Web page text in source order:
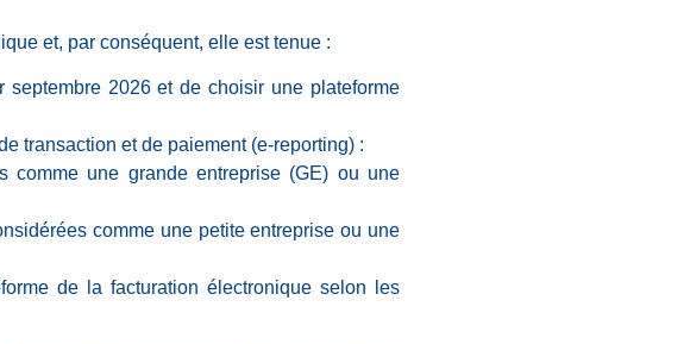
et, par conséquent, elle est tenue :
2026 et de choisir une plateforme
transaction et de paiement (e-reporting) :
comme une grande entreprise (GE) ou une
comme une petite entreprise ou une
de la facturation électronique selon les